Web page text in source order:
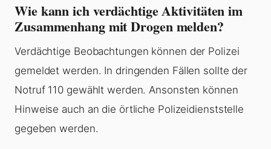
Wie kann ich verdächtige Aktivitäten im
Zusammenhang mit Drogen melden?
Verdächtige Beobachtungen können der Polizei
gemeldet werden. In dringenden Fällen sollte der
Notruf 110 gewählt werden. Ansonsten können
Hinweise auch an die örtliche Polizeidienststelle
gegeben werden.